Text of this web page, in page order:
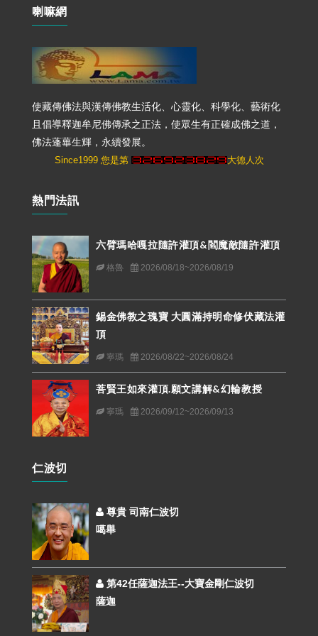
喇嘛網
使藏傳佛法與漢傳佛教生活化、心靈化、科學化、藝術化
且倡導釋迦牟尼佛傳承之正法，使眾生有正確成佛之道，
佛法蓬蓽生輝，永續發展。
Since1999 您是第 大德人次
熱門法訊
六臂瑪哈嘎拉隨許灌頂&閻魔敵隨許灌頂
格魯 2026/08/18~2026/08/19
錫金佛教之瑰寶 大圓滿持明命修伏藏法灌
頂
寧瑪 2026/08/22~2026/08/24
菩賢王如來灌頂.願文講解&幻輪教授
寧瑪 2026/09/12~2026/09/13
仁波切
尊貴 司南仁波切
噶舉
第42任薩迦法王--大寶金剛仁波切
薩迦